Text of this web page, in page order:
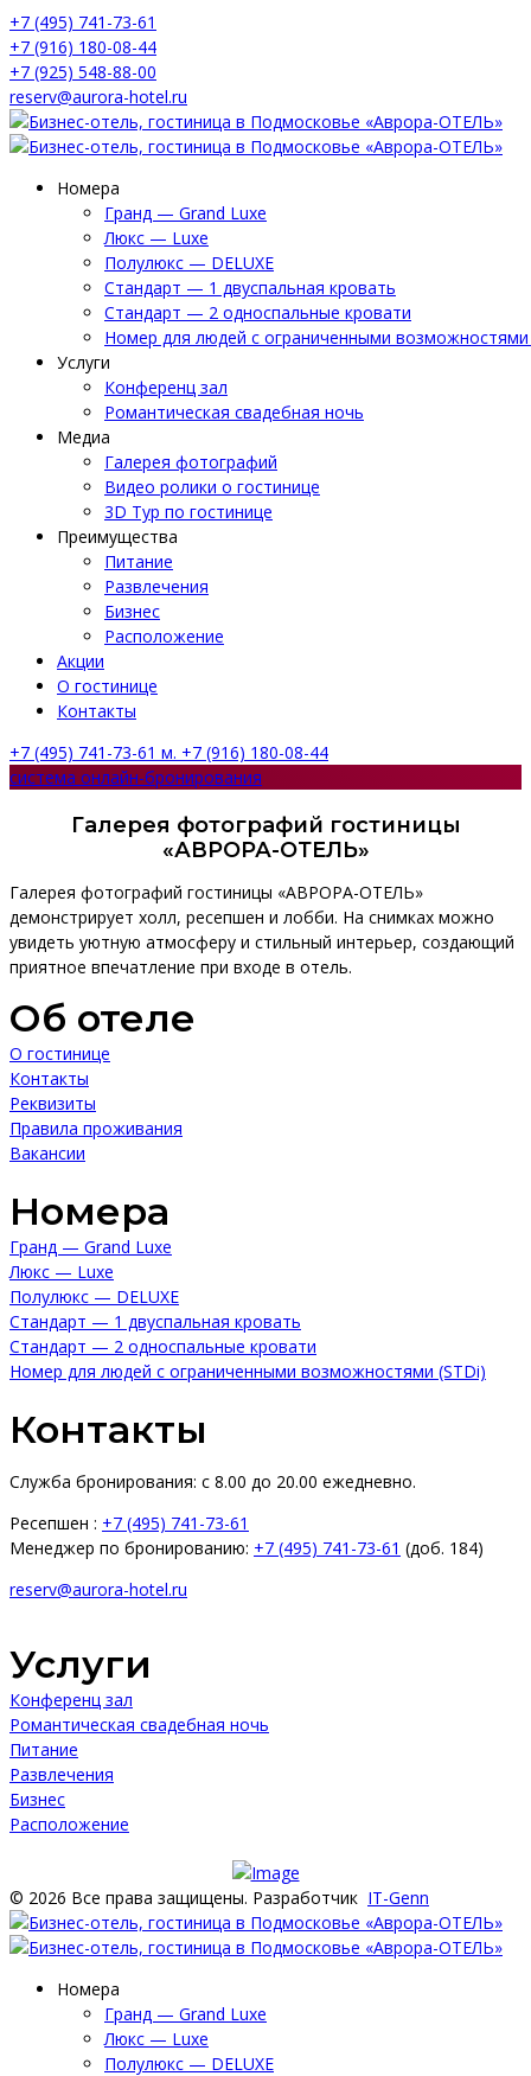
+7 (495) 741-73-61
+7 (916) 180-08-44
+7 (925) 548-88-00
reserv@aurora-hotel.ru
Номера
Гранд — Grand Luxe
Люкс — Luxe
Полулюкс — DELUXE
Стандарт — 1 двуспальная кровать
Стандарт — 2 односпальные кровати
Номер для людей с ограниченными возможностями
Услуги
Конференц зал
Романтическая свадебная ночь
Медиа
Галерея фотографий
Видео ролики о гостинице
3D Тур по гостинице
Преимущества
Питание
Развлечения
Бизнес
Расположение
Акции
О гостинице
Контакты
+7 (495) 741-73-61 м. +7 (916) 180-08-44
система онлайн-бронирования
Галерея фотографий гостиницы
«АВРОРА-ОТЕЛЬ»
Галерея фотографий гостиницы «АВРОРА-ОТЕЛЬ»
демонстрирует холл, ресепшен и лобби. На снимках можно
увидеть уютную атмосферу и стильный интерьер, создающий
приятное впечатление при входе в отель.
Об отеле
О гостинице
Контакты
Реквизиты
Правила проживания
Вакансии
Номера
Гранд — Grand Luxe
Люкс — Luxe
Полулюкс — DELUXE
Стандарт — 1 двуспальная кровать
Стандарт — 2 односпальные кровати
Номер для людей с ограниченными возможностями (STDi)
Контакты
Служба бронирования: с 8.00 до 20.00 ежедневно.
Ресепшен : +7 (495) 741-73-61
Менеджер по бронированию: +7 (495) 741-73-61 (доб. 184)
reserv@aurora-hotel.ru
Услуги
Конференц зал
Романтическая свадебная ночь
Питание
Развлечения
Бизнес
Расположение
© 2026 Все права защищены. Разработчик IT-Genn
Номера
Гранд — Grand Luxe
Люкс — Luxe
Полулюкс — DELUXE